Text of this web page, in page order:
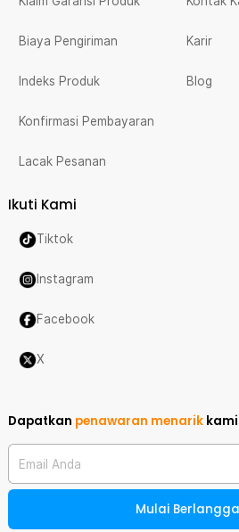
Biaya Pengiriman
Indeks Produk
Konfirmasi Pembayaran
Lacak Pesanan
Karir
Blog
Ikuti Kami
Tiktok
Instagram
Facebook
X
Dapatkan penawaran menarik
Email Anda
Mulai